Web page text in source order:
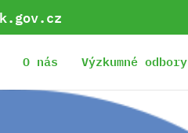
O nás Výzkumné odbory